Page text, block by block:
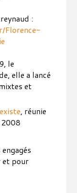
:
Florence-
le
elle a lancé
et
, réunie
2008
et pour